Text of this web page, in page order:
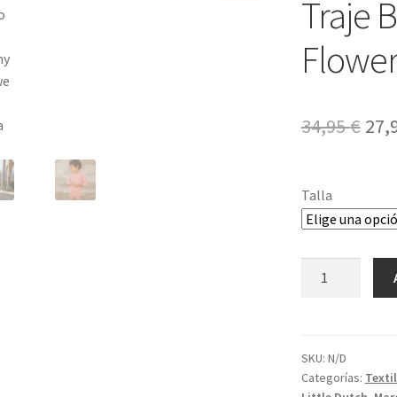
Traje
34,95€ El
era:
Talla
Flowers
Rosa
SKU: N/D
Categorías: